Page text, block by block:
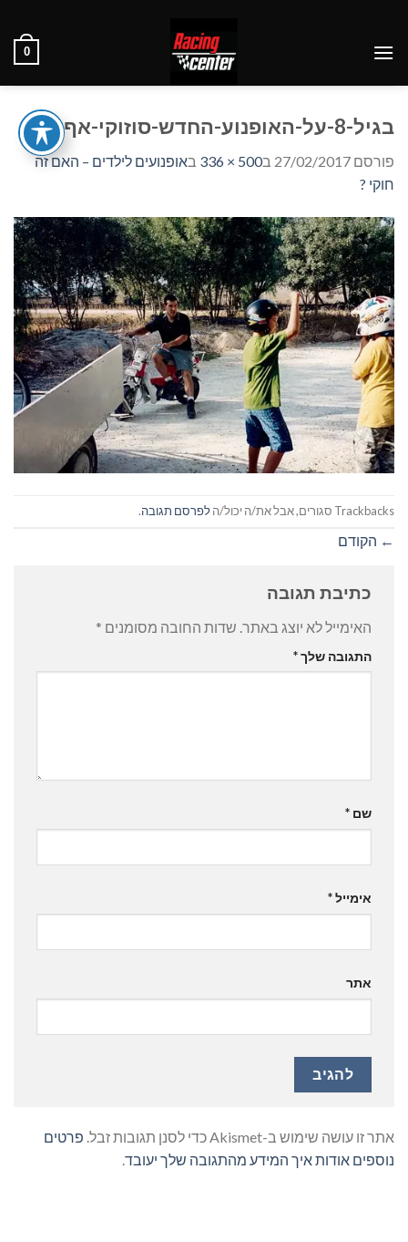
content
0
בגיל-8-על-האופנוע-החדש-סוזוקי-אף-אם
פורסם 27/02/2017 ב500 × 336 באופנועים לילדים – האם זה
חוקי ?
Trackbacks סגורים, אבל את/ה יכול/ה לפרסם תגובה.
← הקודם
כתיבת תגובה
האימייל לא יוצג באתר. שדות החובה מסומנים *
התגובה שלך*
שם *
אימייל*
אתר
אתר זו עושה שימוש ב-Akismet כדי לסנן תגובות זבל.
פרטים
נוספים אודות איך המידע מהתגובה שלך יעובד.